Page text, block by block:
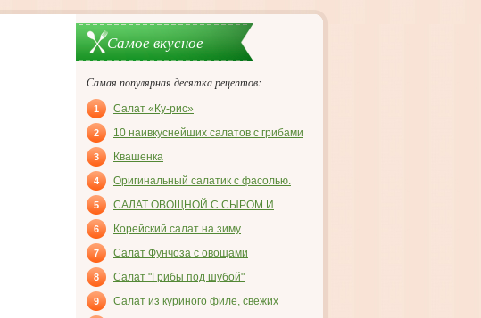
Самое вкусное
Самая популярная десятка рецептов:
1 Салат «Ку-рис»
2 10 наивкуснейших салатов с грибами
3 Квашенка
4 Оригинальный салатик с фасолью.
5
САЛАТ ОВОЩНОЙ С СЫРОМ И
ВЕТЧИНОЙ
6 Корейский салат на зиму
7 Салат Фунчоза с овощами
8 Салат "Грибы под шубой"
9
Салат из куриного филе, свежих